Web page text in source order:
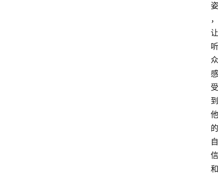
姿
，
让
听
众
感
受
到
他
的
自
信
和